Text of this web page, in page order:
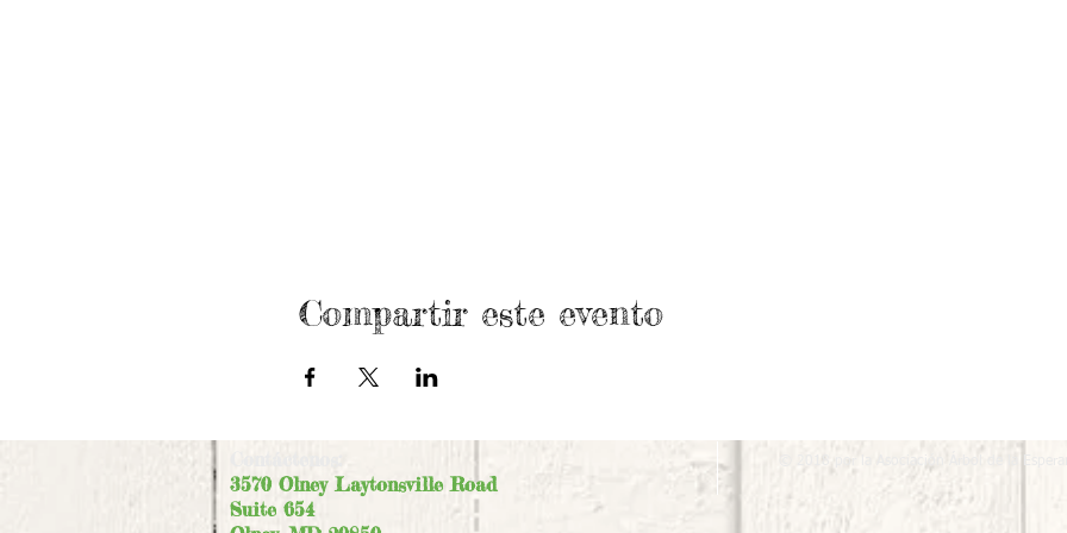
Compartir este evento
© 2018 por la Asociación Árbol de la
3570 Olney Laytonsville Road
Suite 654